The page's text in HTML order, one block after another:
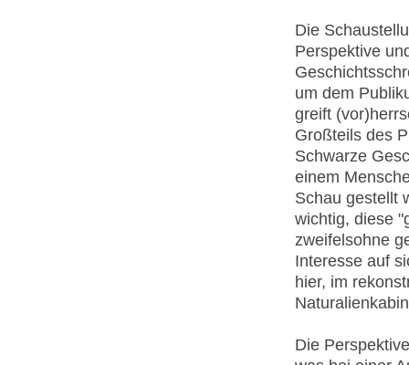
Die
Perspektive
um dem
greift
Großteils des
Schwarze
einem
Schau gestellt
wichtig, diese
zweifelsohne
Interesse auf
hier, im
Die